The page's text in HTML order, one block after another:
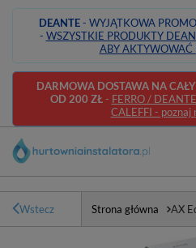
DEANTE- WYJĄTKOWA
- WSZYSTKIE PRODUKTY
ABY
DARMOWA DOSTAWA NA
OD 200 ZŁ- FERRO /
CALEFFI - poznaj
Wstecz Strona główna AX